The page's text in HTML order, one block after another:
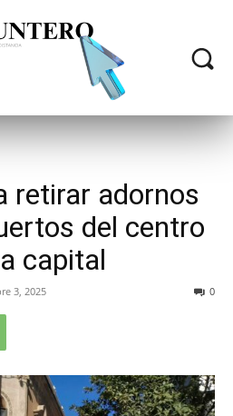
retirar adornos
del centro
capital
3, 2025 0